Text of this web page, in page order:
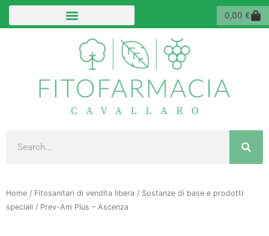
Vai
0,00 €
Home / Fitosanitari di vendita libera / Sostanze di base e prodotti
speciali / Prev-Am Plus – Ascenza